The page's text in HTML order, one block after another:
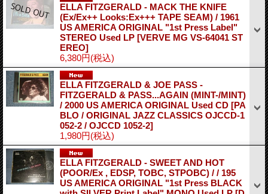
ELLA FITZGERALD - MACK THE KNIFE
(Ex/Ex++ Looks:Ex+++ TAPE SEAM) / 1961
US AMERICA ORIGINAL "1st Press Label"
STEREO Used LP [VERVE MG VS-64041 ST
EREO]
6,380円(税込)
ELLA FITZGERALD & JOE PASS -
FITZGERALD & PASS...AGAIN (MINT-/MINT)
/ 2000 US AMERICA ORIGINAL Used CD [PA
BLO / ORIGINAL JAZZ CLASSICS OJCCD-1
052-2 / OJCCD 1052-2]
1,980円(税込)
ELLA FITZGERALD - SWEET AND HOT
(POOR/Ex , EDSP, TOBC, STPOBC) / / 195
US AMERICA ORIGINAL "1st Press BLACK